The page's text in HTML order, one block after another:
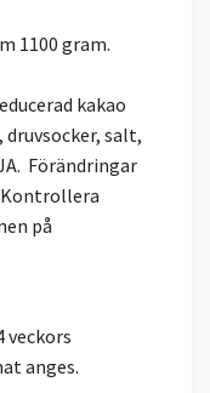
1100 gram.
kakao
salt,
Förändringar
Kontrollera
på
veckors
anges.